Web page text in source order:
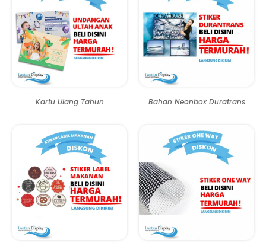
Kartu Ulang Tahun Bahan Neonbox Duratrans